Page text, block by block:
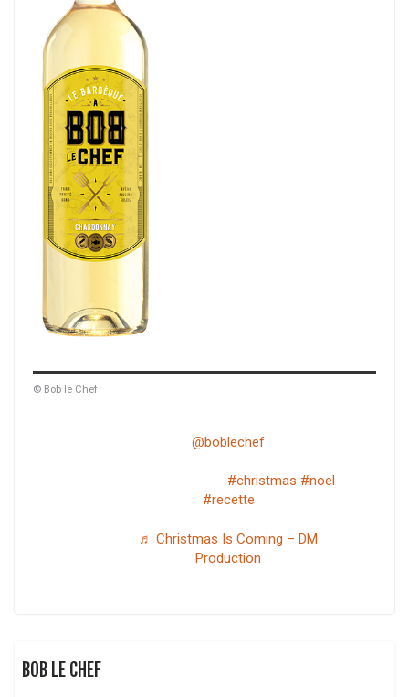
© Bob le Chef
@boblechef
#christmas #noel
#recette
♬ Christmas Is Coming – DM
Production
BOB LE CHEF